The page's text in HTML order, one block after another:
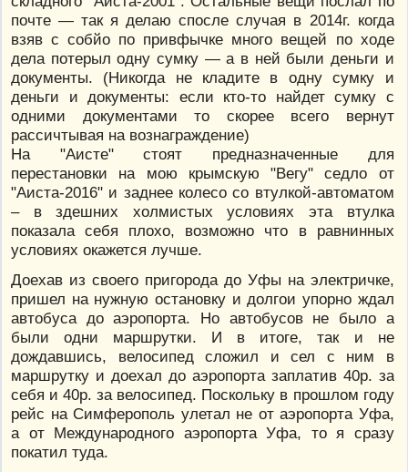
почте — так я делаю спосле случая в 2014г. когда
взяв с собйо по привфычке много вещей по ходе
дела потерыл одну сумку — а в ней были деньги и
документы. (Никогда не кладите в одну сумку и
деньги и документы: если кто-то найдет сумку с
одними документами то скорее всего вернут
рассичтывая на вознаграждение)
На "Аисте" стоят предназначенные для
перестановки на мою крымскую "Вегу" седло от
"Аиста-2016" и заднее колесо со втулкой-автоматом
– в здешних холмистых условиях эта втулка
показала себя плохо, возможно что в равнинных
условиях окажется лучше.
Доехав из своего пригорода до Уфы на электричке,
пришел на нужную остановку и долгои упорно ждал
автобуса до аэропорта. Но автобусов не было а
были одни маршрутки. И в итоге, так и не
дождавшись, велосипед сложил и сел с ним в
маршрутку и доехал до аэропорта заплатив 40р. за
себя и 40р. за велосипед. Поскольку в прошлом году
рейс на Симферополь улетал не от аэропорта Уфа,
а от Международного аэропорта Уфа, то я сразу
покатил туда.